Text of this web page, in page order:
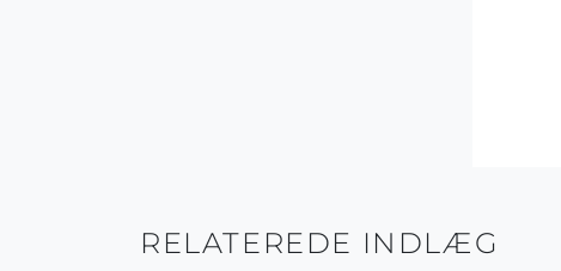
RELATEREDE INDLÆG